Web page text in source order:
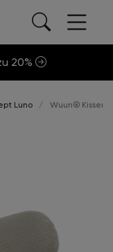
20%
Luno Wuun® Kissen